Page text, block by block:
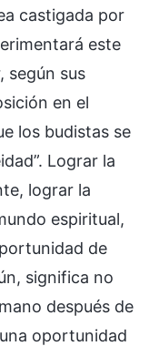
castigada por
este
según sus
en el
los budistas se
Lograr la
lograr la
espiritual,
de
significa no
después de
oportunidad